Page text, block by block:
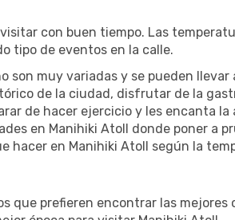
con buen tiempo. Las
tipo de eventos en la calle.
muy variadas y se pueden llevar
de la ciudad, disfrutar de la
de hacer ejercicio y les encanta
en Manihiki Atoll donde poner a
en Manihiki Atoll según la
que prefieren encontrar las mejores